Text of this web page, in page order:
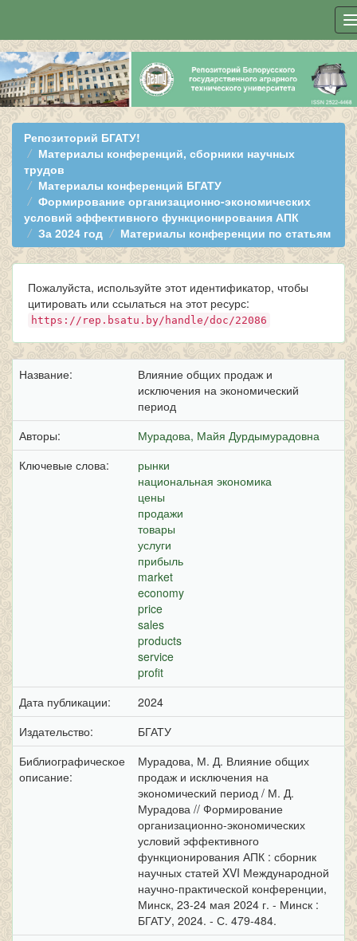
Skip
navigation
Репозиторий БГАТУ!
Материалы конференций, сборники научных
трудов
Материалы конференций БГАТУ
Формирование организационно-экономических
условий эффективного функционирования АПК
За 2024 год
Материалы конференции по статьям
Пожалуйста, используйте этот идентификатор, чтобы
цитировать или ссылаться на этот ресурс:
https://rep.bsatu.by/handle/doc/22086
Название:
Влияние общих продаж и
исключения на экономический
период
Авторы:
Мурадова, Майя Дурдымурадовна
Ключевые слова:
рынки
национальная экономика
цены
продажи
товары
услуги
прибыль
market
economy
price
sales
products
service
profit
Дата публикации:
2024
Издательство:
БГАТУ
Библиографическое
описание:
Мурадова, М. Д. Влияние общих
продаж и исключения на
экономический период / М. Д.
Мурадова // Формирование
организационно-экономических
условий эффективного
функционирования АПК : сборник
научных статей XVI Международной
научно-практической конференции,
Минск, 23-24 мая 2024 г. - Минск :
БГАТУ, 2024. - С. 479-484.